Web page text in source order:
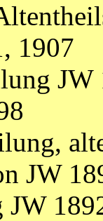
1907
JW
JW